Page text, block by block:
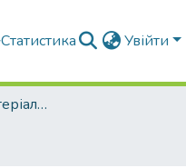
Статистика Увійти
Конференції та матеріали конференцій